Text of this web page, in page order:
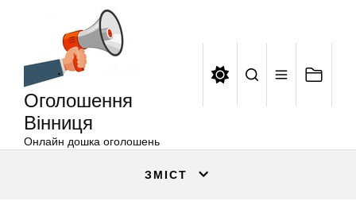
Оголошення
Вінниця
Онлайн дошка оголошень
ЗМІСТ